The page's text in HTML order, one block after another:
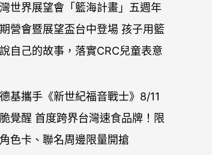
世界展望會「籃海計畫」五週年
營會暨展望盃台中登場 孩子用籃
自己的故事，落實CRC兒童表意
基攜手《新世紀福音戰士》8/11
覺醒 首度跨界台灣速食品牌！限
色卡、聯名周邊限量開搶